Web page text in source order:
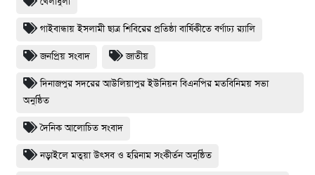
গাইবান্ধায় ইসলামী ছাত্র শিবিরের প্রতিষ্ঠা বার্ষিকীতে বর্ণাঢ্য র‌্যালি
জনপ্রিয় সংবাদ জাতীয়
দিনাজপুর সদরের আউলিয়াপুর ইউনিয়ন বিএনপির মতবিনিময় সভা
অনুষ্ঠিত
দৈনিক আলোচিত সংবাদ
নড়াইলে মতুয়া উৎসব ও হরিনাম সংকীর্তন অনুষ্ঠিত